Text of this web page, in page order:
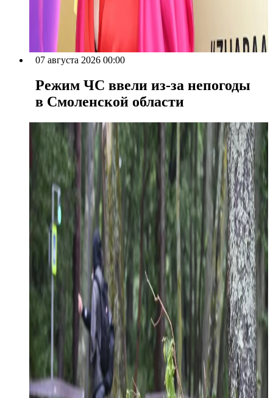
07 августа 2026 00:00
Режим ЧС ввели из-за непогоды
в Смоленской области